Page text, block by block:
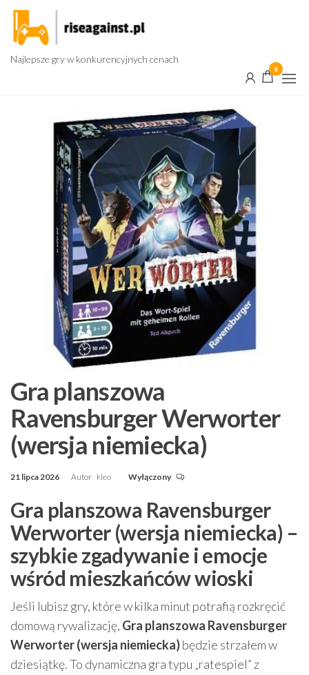
Przejdź
treści
Najlepsze gry w konkurencyjnych cenach
0
Gra planszowa
Ravensburger Werworter
(wersja niemiecka)
21 lipca 2026 Autor kleo Wyłączony
Gra planszowa Ravensburger
Werworter (wersja niemiecka) –
szybkie zgadywanie i emocje
wśród mieszkańców wioski
Jeśli lubisz gry, które w kilka minut potrafią rozkręcić
domową rywalizację, Gra planszowa Ravensburger
Werworter (wersja niemiecka)będzie strzałem w
dziesiątkę. To dynamiczna gra typu „ratespiel” z